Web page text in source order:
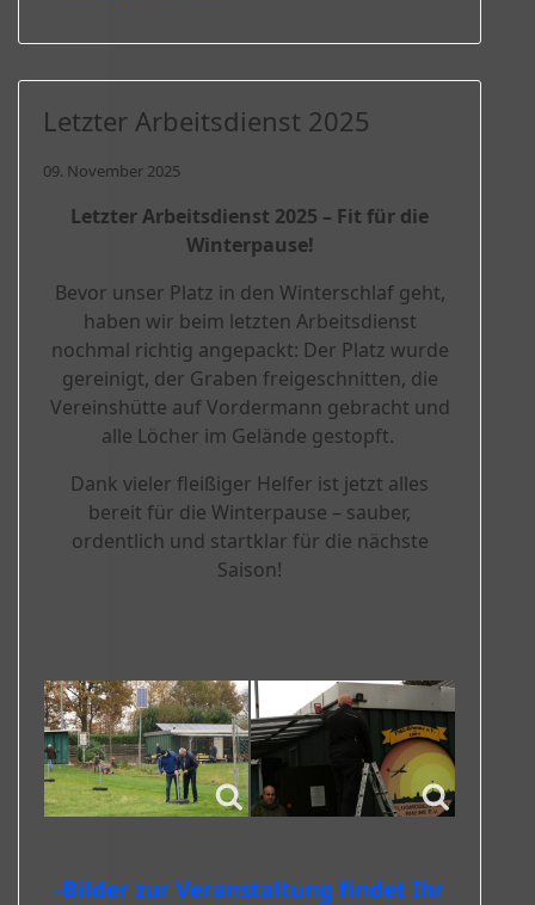
Letzter Arbeitsdienst 2025
09. November 2025
Letzter Arbeitsdienst 2025 – Fit für die
Winterpause!
Bevor unser Platz in den Winterschlaf geht,
haben wir beim letzten Arbeitsdienst
nochmal richtig angepackt: Der Platz wurde
gereinigt, der Graben freigeschnitten, die
Vereinshütte auf Vordermann gebracht und
alle Löcher im Gelände gestopft.
Dank vieler fleißiger Helfer ist jetzt alles
bereit für die Winterpause – sauber,
ordentlich und startklar für die nächste
Saison!
-Bilder zur Veranstaltung findet Ihr